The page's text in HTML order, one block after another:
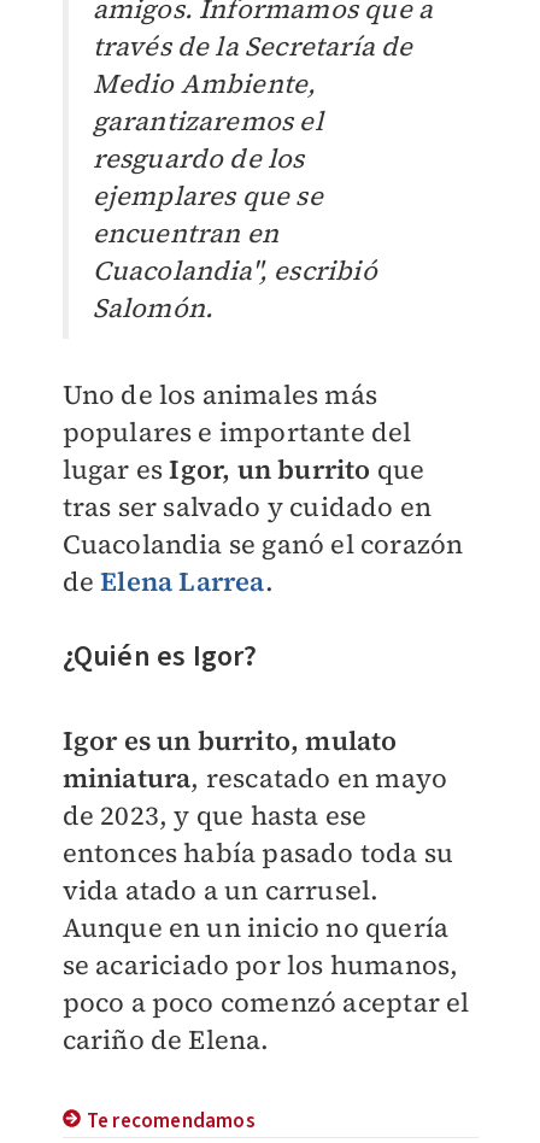
amigos. Informamos que a
través de la Secretaría de
Medio Ambiente,
garantizaremos el
resguardo de los
ejemplares que se
encuentran en
Cuacolandia", escribió
Salomón.
Uno de los animales más
populares e importante del
lugar esIgor, un burrito que
tras ser salvado y cuidado en
Cuacolandia se ganó el corazón
deElena Larrea.
¿Quién es Igor?
Igor es un burrito, mulato
miniatura, rescatado en mayo
de 2023, y que hasta ese
entonces había pasado toda su
vida atado a un carrusel.
Aunque en un inicio no quería
se acariciado por los humanos,
poco a poco comenzó aceptar el
cariño de Elena.
Te recomendamos